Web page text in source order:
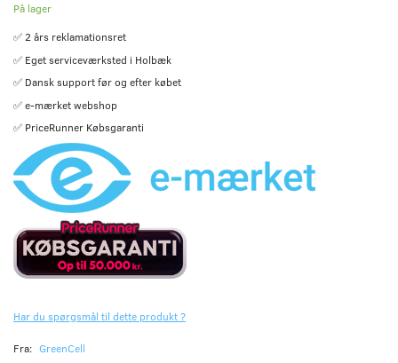
På lager
✅ 2 års reklamationsret
✅ Eget serviceværksted i Holbæk
✅ Dansk support før og efter købet
✅ e-mærket webshop
✅ PriceRunner Købsgaranti
Har du spørgsmål til dette produkt ?
Fra: GreenCell